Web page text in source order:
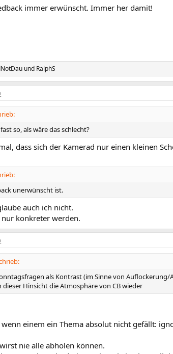
immer erwünscht. Immer her damit!
und RalphS
so, als wäre das schlecht?
dass sich der Kamerad nur einen kleinen
unerwünscht ist.
auch ich nicht.
konkreter werden.
als Kontrast (im Sinne von
dieser Hinsicht die Atmosphäre von CB wieder
einem ein Thema absolut nicht gefällt:
nie alle abholen können.